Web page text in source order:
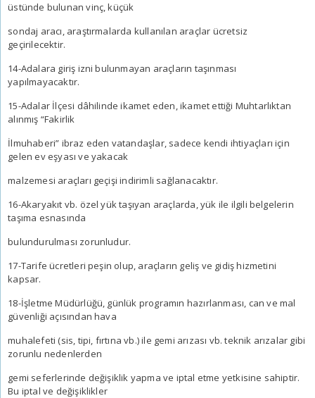
üstünde bulunan vinç, küçük
sondaj aracı, araştırmalarda kullanılan araçlar ücretsiz
geçirilecektir.
14-Adalara giriş izni bulunmayan araçların taşınması
yapılmayacaktır.
15-Adalar İlçesi dâhilinde ikamet eden, ikamet ettiği Muhtarlıktan
alınmış “Fakirlik
İlmuhaberi” ibraz eden vatandaşlar, sadece kendi ihtiyaçları için
gelen ev eşyası ve yakacak
malzemesi araçları geçişi indirimli sağlanacaktır.
16-Akaryakıt vb. özel yük taşıyan araçlarda, yük ile ilgili belgelerin
taşıma esnasında
bulundurulması zorunludur.
17-Tarife ücretleri peşin olup, araçların geliş ve gidiş hizmetini
kapsar.
18-İşletme Müdürlüğü, günlük programın hazırlanması, can ve mal
güvenliği açısından hava
muhalefeti (sis, tipi, fırtına vb.) ile gemi arızası vb. teknik arızalar gibi
zorunlu nedenlerden
gemi seferlerinde değişiklik yapma ve iptal etme yetkisine sahiptir.
Bu iptal ve değişiklikler